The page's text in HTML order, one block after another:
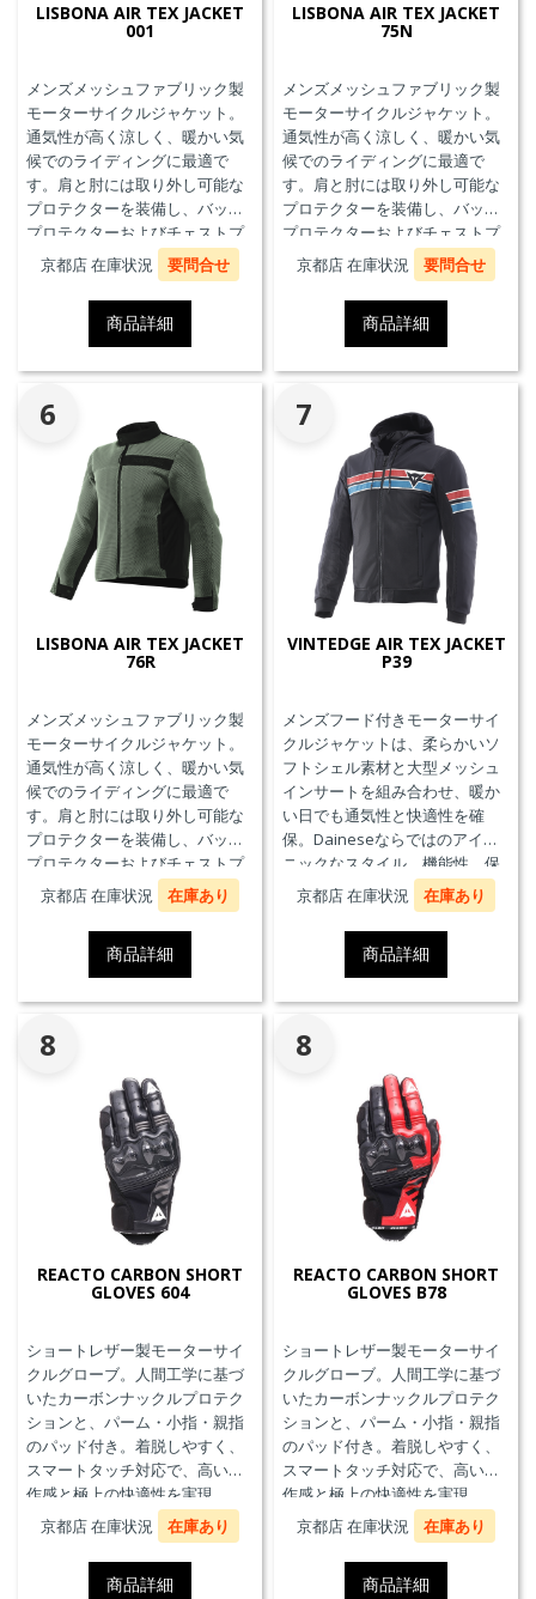
LISBONA AIR TEX JACKET
001
メンズメッシュファブリック製
モーターサイクルジャケット。
通気性が高く涼しく、暖かい気
候でのライディングに最適で
す。肩と肘には取り外し可能な
プロテクターを装備し、バック
プロテクターおよびチェストプ
ロテクターにも対応していま
す。
京都店 在庫状況 要問合せ
商品詳細
LISBONA AIR TEX JACKET
75N
メンズメッシュファブリック製
モーターサイクルジャケット。
通気性が高く涼しく、暖かい気
候でのライディングに最適で
す。肩と肘には取り外し可能な
プロテクターを装備し、バック
プロテクターおよびチェストプ
ロテクターにも対応していま
す。
京都店 在庫状況 要問合せ
商品詳細
6
LISBONA AIR TEX JACKET
76R
メンズメッシュファブリック製
モーターサイクルジャケット。
通気性が高く涼しく、暖かい気
候でのライディングに最適で
す。肩と肘には取り外し可能な
プロテクターを装備し、バック
プロテクターおよびチェストプ
ロテクターにも対応していま
す。
京都店 在庫状況 在庫あり
商品詳細
7
VINTEDGE AIR TEX JACKET
P39
メンズフード付きモーターサイ
クルジャケットは、柔らかいソ
フトシェル素材と大型メッシュ
インサートを組み合わせ、暖か
い日でも通気性と快適性を確
保。Daineseならではのアイコ
ニックなスタイル、機能性、保
護性能を兼ね備え、郊外でのツ
ーリングや都市での通勤に最適
京都店 在庫状況 在庫あり
商品詳細
8
REACTO CARBON SHORT
GLOVES 604
ショートレザー製モーターサイ
クルグローブ。人間工学に基づ
いたカーボンナックルプロテク
ションと、パーム・小指・親指
のパッド付き。着脱しやすく、
スマートタッチ対応で、高い操
作感と極上の快適性を実現。
京都店 在庫状況
在庫あり
商品詳細
8
REACTO CARBON SHORT
GLOVES B78
ショートレザー製モーターサイ
クルグローブ。人間工学に基づ
いたカーボンナックルプロテク
ションと、パーム・小指・親指
のパッド付き。着脱しやすく、
スマートタッチ対応で、高い操
作感と極上の快適性を実現。
京都店 在庫状況
在庫あり
商品詳細